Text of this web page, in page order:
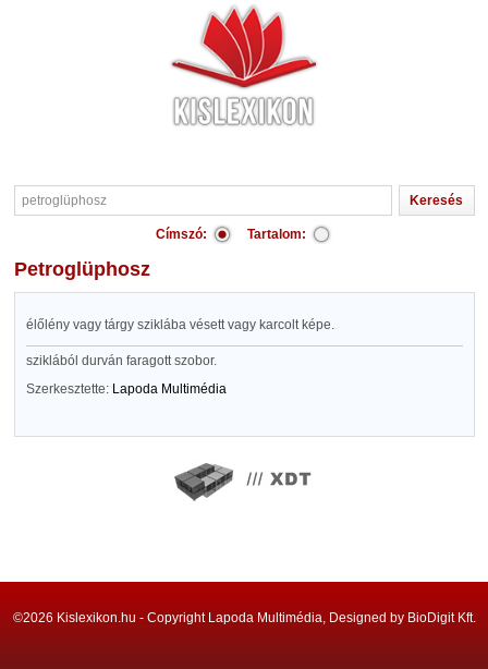
Címszó: Tartalom:
petroglüphosz
élőlény vagy tárgy sziklába vésett vagy karcolt képe.
sziklából durván faragott szobor.
Szerkesztette: Lapoda Multimédia
©2026 Kislexikon.hu - Copyright Lapoda Multimédia, Designed by BioDigit Kft.